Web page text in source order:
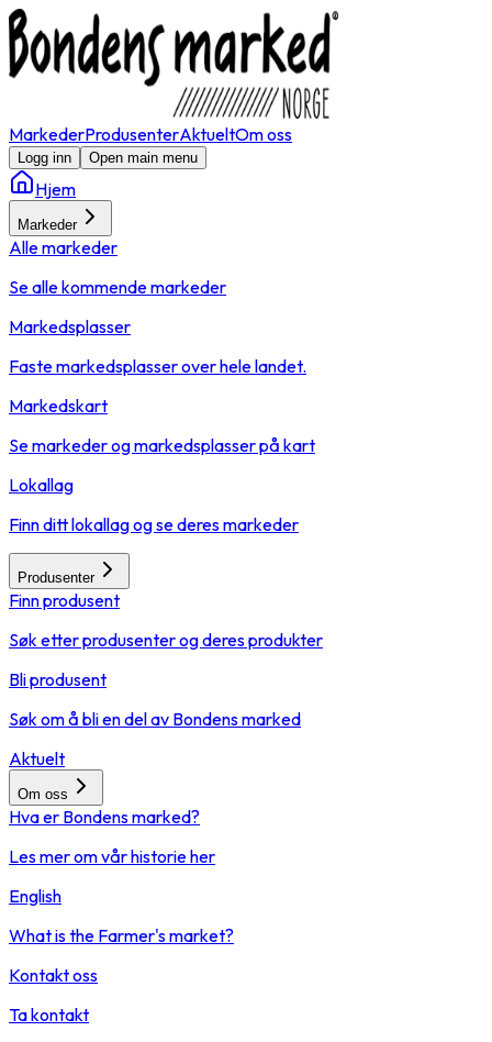
MarkederProdusenterAktueltOm oss
Logg inn Open main menu
Hjem
Markeder
Alle markeder
Se alle kommende markeder
Markedsplasser
Faste markedsplasser over hele landet.
Markedskart
Se markeder og markedsplasser på kart
Lokallag
Finn ditt lokallag og se deres markeder
Produsenter
Finn produsent
Søk etter produsenter og deres produkter
Bli produsent
Søk om å bli en del av Bondens marked
Aktuelt
Om oss
Hva er Bondens marked?
Les mer om vår historie her
English
What is the Farmer's market?
Kontakt oss
Ta kontakt